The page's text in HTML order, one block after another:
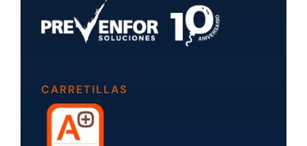
CARRETILLAS